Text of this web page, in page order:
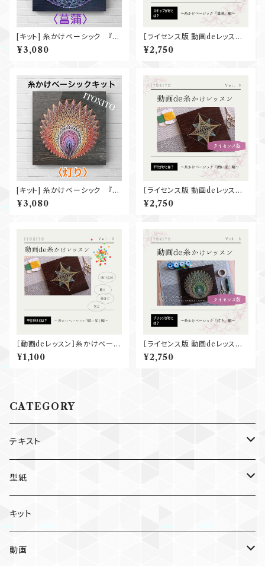
[キット] 糸かけベーシック 『菖
蒲』
¥3,080
［ライセンス版 動画deレッスン］
糸かけベーシック『菖蒲』
¥2,750
[キット] 糸かけベーシック 『灯
り』
¥3,080
［ライセンス版 動画deレッスン］
糸かけベーシック『願い星』
¥2,750
［動画deレッスン］糸かけベーシ
ック『願い星』
¥1,100
［ライセンス版 動画deレッスン］
糸かけベーシック『灯り』
¥2,750
CATEGORY
テキスト
個人利用版
個別
セット
ライセンス版
個別
型紙
個人利用版
個別
ライセンス版
キット
動画